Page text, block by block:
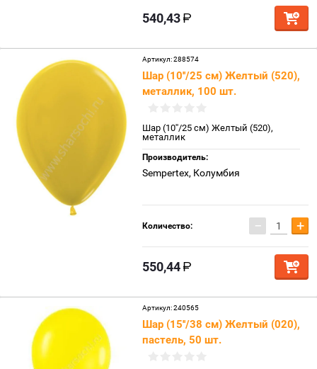
540,43
Артикул:288574
Шар (10''/25 см) Желтый (520),
металлик, 100 шт.
Шар (10''/25 см) Желтый (520),
металлик
Производитель:
Sempertex, Колумбия
Количество: − +
550,44
Артикул:240565
Шар (15''/38 см) Желтый (020),
пастель, 50 шт.